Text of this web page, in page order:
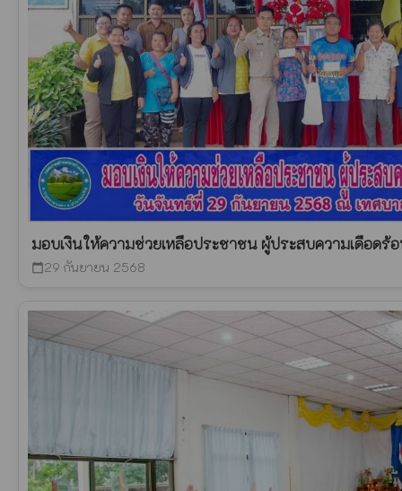
มอบเงินให้ความช่วยเหลือประชาชน ผู้ประสบความเดือดร้
calendar_today29 กันยายน 2568